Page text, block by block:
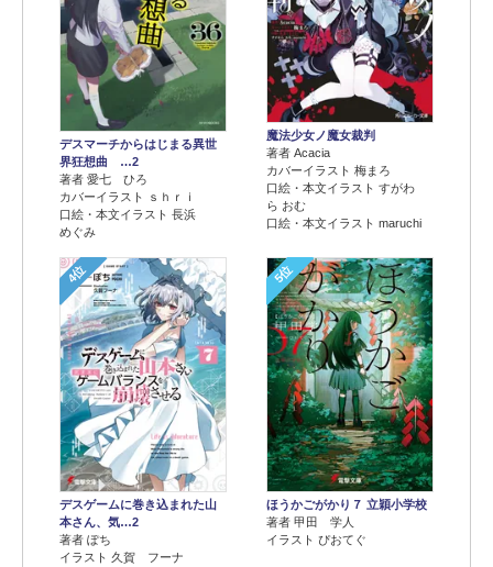
デスマーチからはじまる異世
界狂想曲 …2
著者 愛七 ひろ
カバーイラスト ｓｈｒｉ
口絵・本文イラスト 長浜
めぐみ
魔法少女ノ魔女裁判
著者 Acacia
カバーイラスト 梅まろ
口絵・本文イラスト すがわ
ら おむ
口絵・本文イラスト maruchi
4位
デスゲームに巻き込まれた山
本さん、気…2
著者 ぽち
イラスト 久賀 フーナ
5位
ほうかごがかり７ 立穎小学校
著者 甲田 学人
イラスト ぴおてぐ